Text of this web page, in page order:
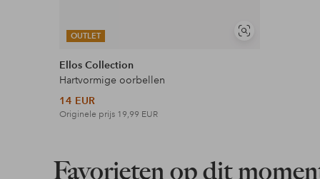
OUTLET
Soortgelijke
Ellos Collection
Hartvormige oorbellen
14 EUR
Originele prijs 19,99 EUR
Favorieten op dit